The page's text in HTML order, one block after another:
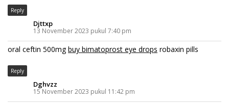
Reply
Djttxp
13 November 2023 pukul 7:40 pm
oral ceftin 500mgbuy bimatoprost eye drops robaxin pills
Reply
Dghvzz
15 November 2023 pukul 11:42 pm